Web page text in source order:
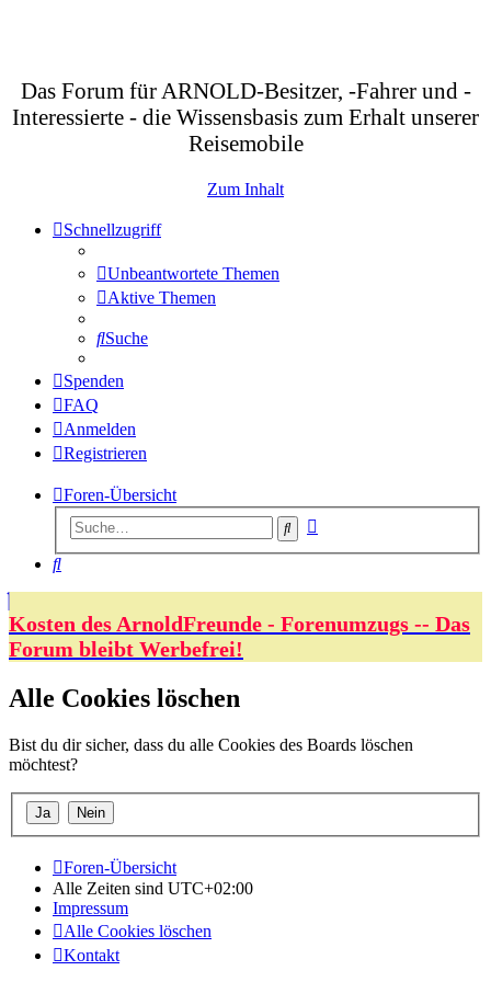
Das Forum für ARNOLD-Besitzer, -Fahrer und -
Interessierte - die Wissensbasis zum Erhalt unserer
Reisemobile
Zum Inhalt
Schnellzugriff
Unbeantwortete Themen
Aktive Themen
Suche
Spenden
FAQ
Anmelden
Registrieren
Foren-Übersicht
Suche
Suche
Kosten des ArnoldFreunde - Forenumzugs -- Das
Forum bleibt Werbefrei!
Alle Cookies löschen
Bist du dir sicher, dass du alle Cookies des Boards löschen
möchtest?
Foren-Übersicht
Alle Zeiten sind UTC+02:00
Impressum
Alle Cookies löschen
Kontakt